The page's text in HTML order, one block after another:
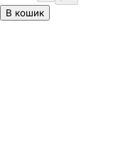
В кошик